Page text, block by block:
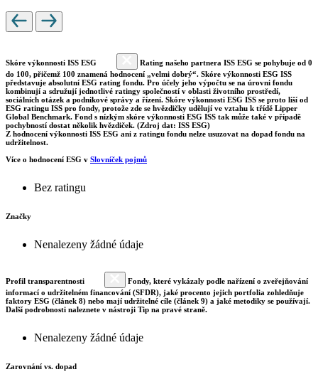
Skóre výkonnosti ISS ESG
Rating našeho partnera ISS ESG se pohybuje od 0
do 100, přičemž 100 znamená hodnocení „velmi dobrý“. Skóre výkonnosti ESG ISS
představuje absolutní ESG rating fondu. Pro účely jeho výpočtu se na úrovni fondu
kombinují a sdružují jednotlivé ratingy společností v oblasti životního prostředí,
sociálních otázek a podnikové správy a řízení. Skóre výkonnosti ESG ISS se proto liší od
ESG ratingu ISS pro fondy, protože zde se hvězdičky udělují ve vztahu k třídě Lipper
Global Benchmark. Fond s nízkým skóre výkonnosti ESG ISS tak může také v případě
pochybností dostat několik hvězdiček. (Zdroj dat: ISS ESG)
Z hodnocení výkonnosti ISS ESG ani z ratingu fondu nelze usuzovat na dopad fondu na
udržitelnost.
Více o hodnocení ESG v Slovníček pojmů
Bez ratingu
Značky
Nenalezeny žádné údaje
Profil transparentnosti
Fondy, které vykázaly podle nařízení o zveřejňování
informací o udržitelném financování (SFDR), jaké procento jejich portfolia zohledňuje
faktory ESG (článek 8) nebo mají udržitelné cíle (článek 9) a jaké metodiky se používají.
Další podrobnosti naleznete v nástroji Tip na pravé straně.
Nenalezeny žádné údaje
Zarovnání vs. dopad